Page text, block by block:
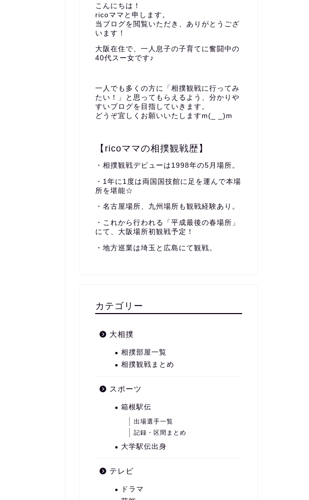
こんにちは！
ricoママと申します。
当ブログを閲覧いただき、ありがとうござ
います！
大阪在住で、一人息子の子育てに奮闘中の
40代スー女です♪
一人でも多くの方に「相撲観戦に行ってみ
たい！」と思ってもらえるよう、分かりや
すいブログを目指していきます。
どうぞ宜しくお願いいたしますm(_ _)m
【ricoママの相撲観戦歴】
・相撲観戦デビューは1998年の5月場所。
・1年に1度は両国国技館に足を運んで本場
所を堪能☆
・名古屋場所、九州場所も観戦経験あり。
・これから行われる「平成最後の春場所」
にて、大阪場所初観戦予定！
・地方巡業は埼玉と広島にて観戦。
カテゴリー
大相撲
相撲部屋一覧
相撲観戦まとめ
スポーツ
箱根駅伝
出場選手一覧
記録・区間まとめ
大学駅伝出身
テレビ
ドラマ